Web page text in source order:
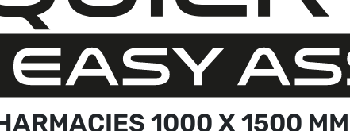
1000 X 1500 MM